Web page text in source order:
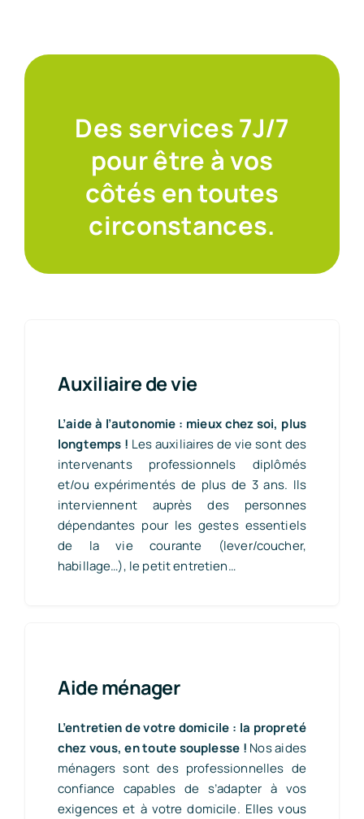
Des services 7J/7
pour être à vos
côtés en toutes
circonstances.
Auxiliaire de vie
L’aide à l’autonomie : mieux chez soi, plus
longtemps ! Les auxiliaires de vie sont des
intervenants professionnels diplômés
et/ou expérimentés de plus de 3 ans. Ils
interviennent auprès des personnes
dépendantes pour les gestes essentiels
de la vie courante (lever/coucher,
habillage…), le petit entretien…
Aide ménager
L’entretien de votre domicile : la propreté
chez vous, en toute souplesse ! Nos aides
ménagers sont des professionnelles de
confiance capables de s’adapter à vos
exigences et à votre domicile. Elles vous